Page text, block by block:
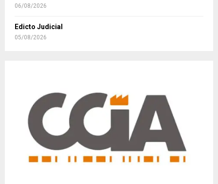
06/08/2026
Edicto Judicial
05/08/2026